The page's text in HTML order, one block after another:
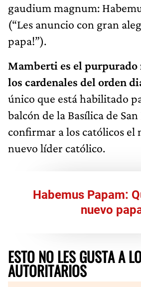
gaudium magnum:
(“Les anuncio con gran
papa!”).
Mamberti es el purpurado
los cardenales del orden
único que está habilitado
balcón de la Basílica de
confirmar a los católicos el
nuevo líder católico.
Habemus Papam:
nuevo
ESTO NO LES GUSTA A
AUTORITARIOS